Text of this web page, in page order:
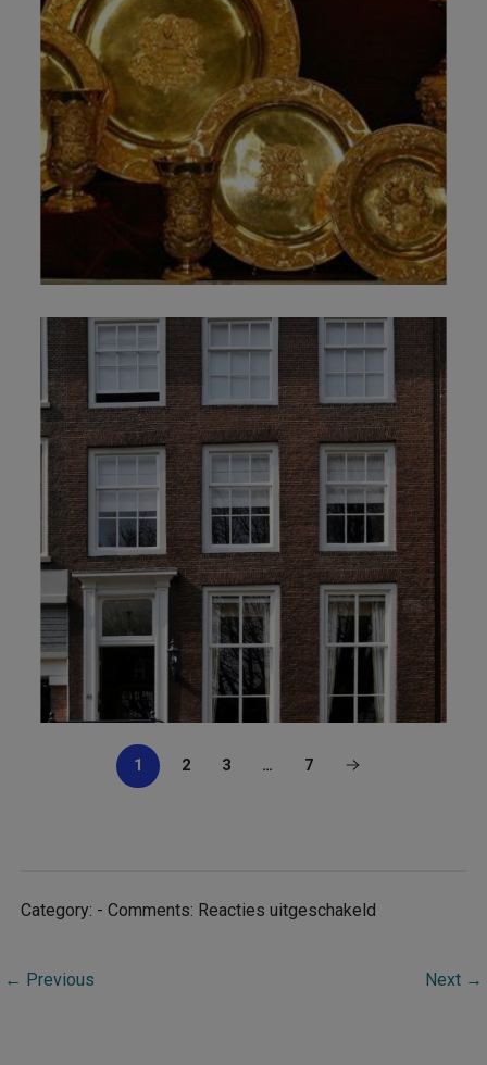
1 2 3 … 7
Category: - Comments: Reacties uitgeschakeldvoor
Dordrecht
← Previous Next →